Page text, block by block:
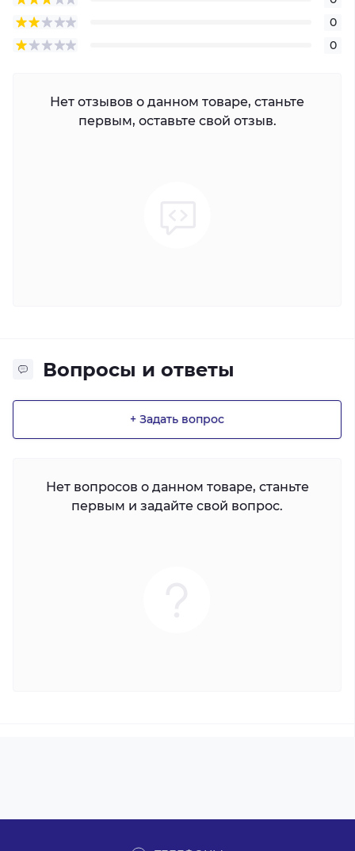
0
0
Нет отзывов о данном товаре, станьте
первым, оставьте свой отзыв.
Вопросы и ответы
+ Задать вопрос
Нет вопросов о данном товаре, станьте
первым и задайте свой вопрос.